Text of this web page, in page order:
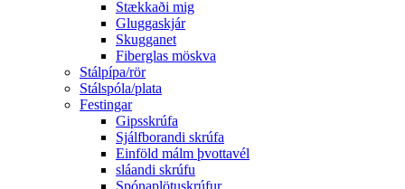
Stækkaði mig
Gluggaskjár
Skugganet
Fiberglas möskva
Stálpípa/rör
Stálspóla/plata
Festingar
Gipsskrúfa
Sjálfborandi skrúfa
Einföld málm þvottavél
sláandi skrúfu
Spónaplötuskrúfur